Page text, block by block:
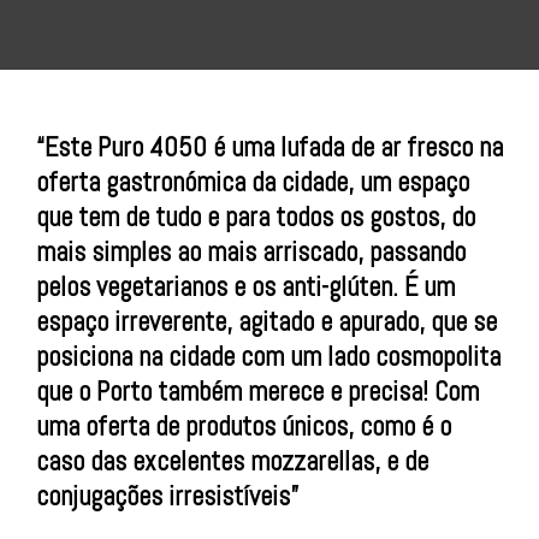
“Este Puro 4050 é uma lufada de ar fresco na
oferta gastronómica da cidade, um espaço
que tem de tudo e para todos os gostos, do
mais simples ao mais arriscado, passando
pelos vegetarianos e os anti-glúten. É um
espaço irreverente, agitado e apurado, que se
posiciona na cidade com um lado cosmopolita
que o Porto também merece e precisa! Com
uma oferta de produtos únicos, como é o
caso das excelentes mozzarellas, e de
conjugações irresistíveis”